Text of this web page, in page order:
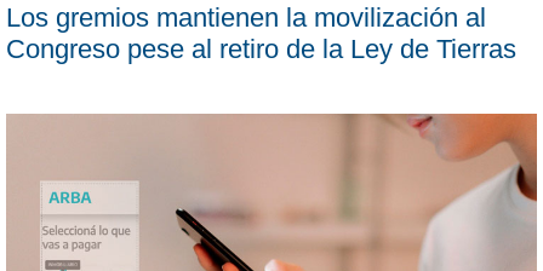
Los gremios mantienen la movilización al
Congreso pese al retiro de la Ley de Tierras